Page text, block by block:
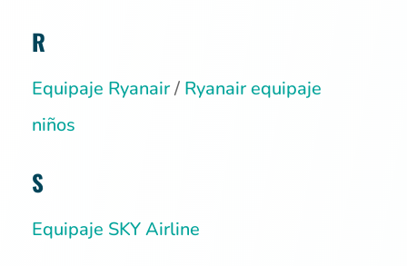
R
Equipaje Ryanair/ Ryanair equipaje
niños
S
Equipaje SKY Airline